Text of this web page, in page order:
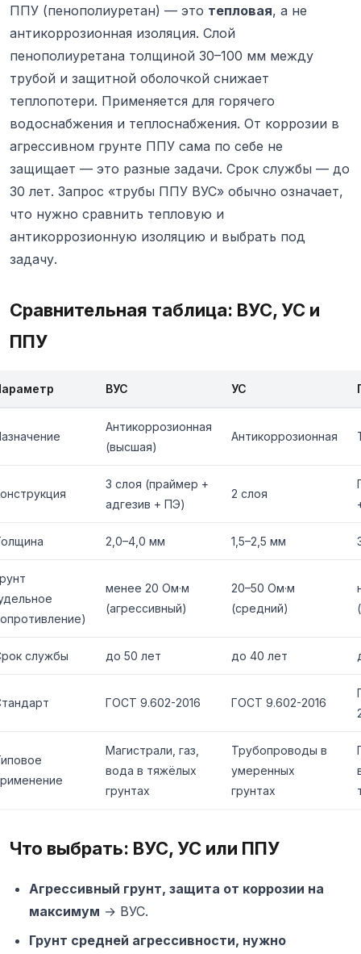
ППУ (пенополиуретан) — это тепловая, а не
антикоррозионная изоляция. Слой
пенополиуретана толщиной 30–100 мм между
трубой и защитной оболочкой снижает
теплопотери. Применяется для горячего
водоснабжения и теплоснабжения. От коррозии в
агрессивном грунте ППУ сама по себе не
защищает — это разные задачи. Срок службы — до
30 лет. Запрос «трубы ППУ ВУС» обычно означает,
что нужно сравнить тепловую и
антикоррозионную изоляцию и выбрать под
задачу.
Сравнительная таблица: ВУС, УС и
ППУ
ВУС УС
Антикоррозионная
(высшая)
Антикоррозионная
3 слоя (праймер +
адгезив + ПЭ)
2 слоя
2,0–4,0 мм 1,5–2,5 мм
менее 20 Ом·м
(агрессивный)
20–50 Ом·м
(средний)
службы до 50 лет до 40 лет
ГОСТ 9.602-2016 ГОСТ 9.602-2016
Магистрали, газ,
вода в тяжёлых
грунтах
Трубопроводы в
умеренных
грунтах
Что выбрать: ВУС, УС или ППУ
Агрессивный грунт, защита от коррозии на
максимум → ВУС.
Грунт средней агрессивности, нужно